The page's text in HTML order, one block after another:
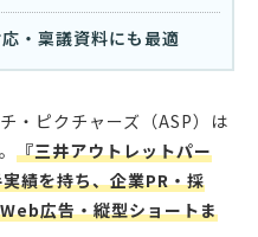
・稟議資料にも最適
・ピクチャーズ（ASP）は
『三井アウトレットパー
績を持ち、企業PR・採
広告・縦型ショートま